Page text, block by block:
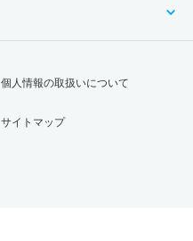
個人情報の取扱いについて
サイトマップ